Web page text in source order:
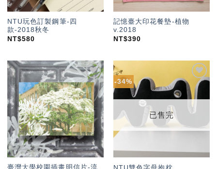
NTU玩色訂製鋼筆-四
款-2018秋冬
NT$580
記憶臺大印花餐墊-植物
v.2018
NT$390
加入
「願
望輕
單」
臺灣大學校園插畫明信片-流
-34%
加入
「願
望輕
已售完